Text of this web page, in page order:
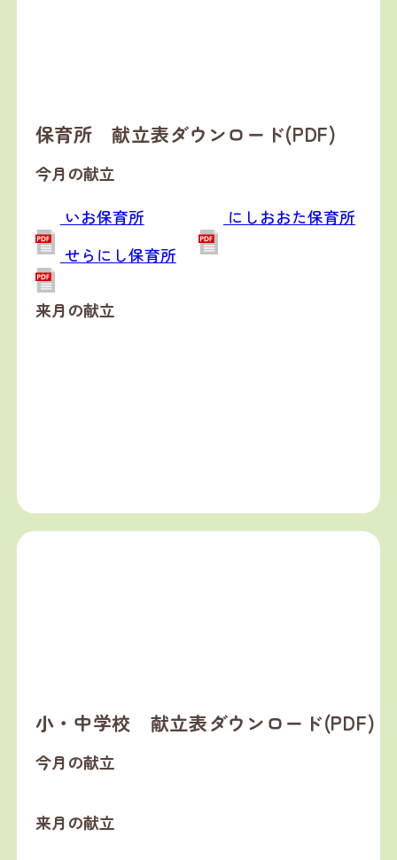
保育所 献立表ダウンロード(PDF)
今月の献立
いお保育所
にしおおた保育所
せらにし保育所
来月の献立
小・中学校 献立表ダウンロード(PDF)
今月の献立
来月の献立